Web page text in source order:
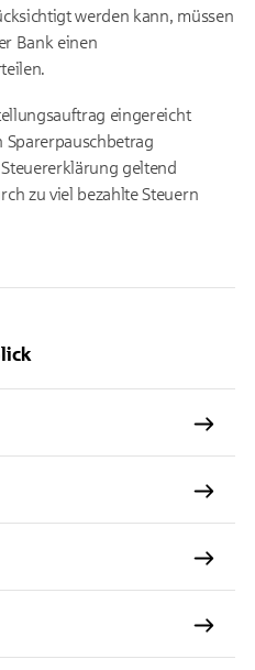
werden kann, müssen
Bank einen
eingereicht
Sparerpauschbetrag
geltend
zu viel bezahlte Steuern